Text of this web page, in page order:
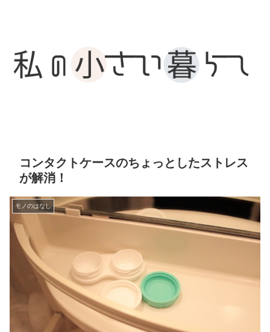
コンタクトケースのちょっとしたストレス
が解消！
モノのはなし